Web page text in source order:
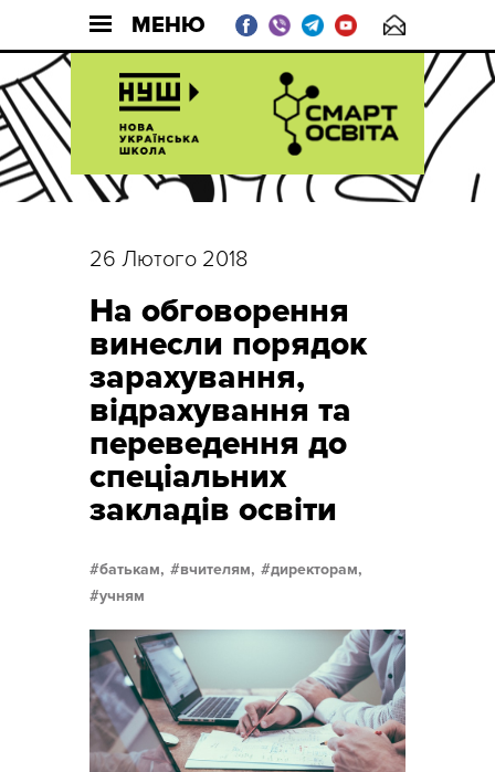
МЕНЮ
26 Лютого 2018
На обговорення
винесли порядок
зарахування,
відрахування та
переведення до
спеціальних
закладів освіти
батькам, вчителям,
директорам,
учням